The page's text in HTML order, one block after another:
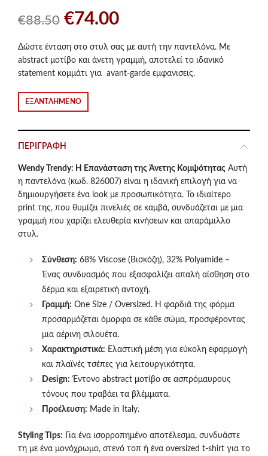
€88.50 Original
price
was:
€88.50.
€74.00Η
τρέχουσα
τιμή
Δώστε ένταση στο στυλ σας με αυτή την παντελόνα. Με
abstract μοτίβο και άνετη γραμμή, αποτελεί το ιδανικό
statement κομμάτι για avant-garde εμφανισεις.
ΕΞΑΝΤΛΗΜΈΝΟ
ΠΕΡΙΓΡΑΦΉ
Wendy Trendy: Η Επανάσταση της Άνετης Κομψότητας Αυτή
η παντελόνα (κωδ. 826007) είναι η ιδανική επιλογή για να
δημιουργήσετε ένα look με προσωπικότητα. Το ιδιαίτερο
print της, που θυμίζει πινελιές σε καμβά, συνδυάζεται με μια
γραμμή που χαρίζει ελευθερία κινήσεων και απαράμιλλο
στυλ.
Σύνθεση: 68% Viscose (Βισκόζη), 32% Polyamide –
Ένας συνδυασμός που εξασφαλίζει απαλή αίσθηση στο
δέρμα και εξαιρετική αντοχή.
Γραμμή: One Size / Oversized. Η φαρδιά της φόρμα
προσαρμόζεται όμορφα σε κάθε σώμα, προσφέροντας
μια αέρινη σιλουέτα.
Χαρακτηριστικά: Ελαστική μέση για εύκολη εφαρμογή
και πλαϊνές τσέπες για λειτουργικότητα.
Design: Έντονο abstract μοτίβο σε ασπρόμαυρους
τόνους που τραβάει τα βλέμματα.
Προέλευση: Made in Italy.
Styling Tips: Για ένα ισορροπημένο αποτέλεσμα, συνδυάστε
τη με ένα μονόχρωμο, στενό τοπ ή ένα oversized t-shirt για το